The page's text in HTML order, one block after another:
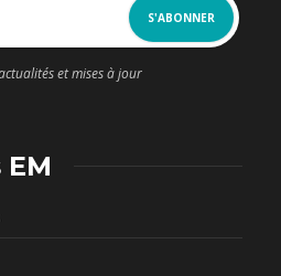
et mises à jour